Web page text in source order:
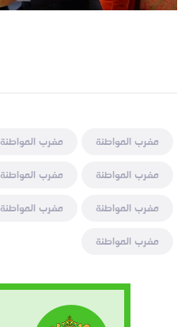
مغرب المواطنة مغرب المواطنة
مغرب المواطنة
مغرب المواطنة
مغرب المواطنة
مغرب المواطنة
مغرب المواطنة